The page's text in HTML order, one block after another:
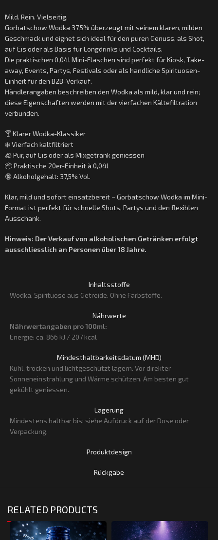
Mild. Rein. Vielseitig.
Gorbatschow Wodka 37,5% überzeugt mit seinem klaren, milden
Geschmack und eignet sich ideal für den puren Genuss, als Shot,
auf Eis oder als Basis für Longdrinks und Cocktails.
Die praktischen 0,04l Mini-Flaschen sind perfekt für Kiosk, Take-
away, Events, Partys, Festivals oder als handliche Spirituosen-
Einheit für den B2B-Verkauf.
Händlerangaben beschreiben den Wodka als mild, klar und rein;
diese Eigenschaften werden mit der vierfachen Kältefiltration
verbunden.
🍸 Klarer Wodka-Klassiker
❄️ Vierfach kaltfiltriert
🧊 Pur, auf Eis oder als Mixgetränk geniessen
📦 Praktische 20er-Einheit à 0,04l
🔞 Alkoholgehalt: 37,5% Vol.
Klar, mild und sofort einsatzbereit – Gorbatschow Wodka im Mini-
Format ist perfekt für schnelle Shots, Partys und den flexiblen
Ausschank.
Hinweis: Der Verkauf von alkoholischen Getränken erfolgt
ausschliesslich an Personen über 18 Jahre.
Inhaltsstoffe
Wodka. Spirituose aus Getreide. Ohne Farbstoffe.
Nährwerte
Nährwertangaben pro 100ml:
Energie: ca. 866 kJ / 207 kcal
Mindesthaltbarkeitsdatum (MHD)
Kühl, trocken und lichtgeschützt lagern. Vor direkter
Sonneneinstrahlung und Wärme schützen. Am besten gut
gekühlt geniessen.
Lagerung
Mindestens haltbar bis: siehe Aufdruck auf der Dose oder
Verpackung.
Produktdesign
Rückgabe
RELATED PRODUCTS